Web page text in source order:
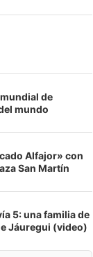
de
mundo
Alfajor» con
San Martín
5: una familia de
Jáuregui (video)